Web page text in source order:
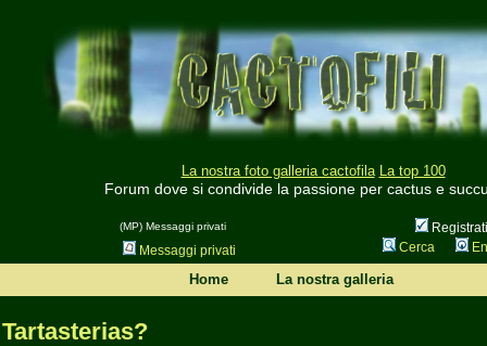
La nostra foto galleria cactofila La top 100
Forum dove si condivide la passione per cactus e
(MP) Messaggi privati
Registrati
Messaggi privati
Cerca
Home La nostra galleria
Tartasterias?